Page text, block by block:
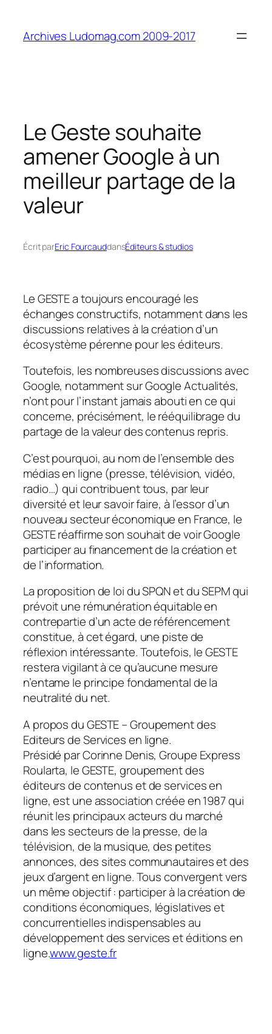
contenu
Archives Ludomag.com 2009-2017
Le Geste souhaite
amener Google à un
meilleur partage de la
valeur
Écrit parEric FourcauddansÉditeurs & studios
Le GESTE a toujours encouragé les
échanges constructifs, notamment dans les
discussions relatives à la création d’un
écosystème pérenne pour les éditeurs.
Toutefois, les nombreuses discussions avec
Google, notamment sur Google Actualités,
n’ont pour l’instant jamais abouti en ce qui
concerne, précisément, le rééquilibrage du
partage de la valeur des contenus repris.
C’est pourquoi, au nom de l’ensemble des
médias en ligne (presse, télévision, vidéo,
radio…) qui contribuent tous, par leur
diversité et leur savoir faire, à l’essor d’un
nouveau secteur économique en France, le
GESTE réaffirme son souhait de voir Google
participer au financement de la création et
de l’information.
La proposition de loi du SPQN et du SEPM qui
prévoit une rémunération équitable en
contrepartie d’un acte de référencement
constitue, à cet égard, une piste de
réflexion intéressante. Toutefois, le GESTE
restera vigilant à ce qu’aucune mesure
n’entame le principe fondamental de la
neutralité du net.
A propos du GESTE – Groupement des
Editeurs de Services en ligne.
Présidé par Corinne Denis, Groupe Express
Roularta, le GESTE, groupement des
éditeurs de contenus et de services en
ligne, est une association créée en 1987 qui
réunit les principaux acteurs du marché
dans les secteurs de la presse, de la
télévision, de la musique, des petites
annonces, des sites communautaires et des
jeux d’argent en ligne. Tous convergent vers
un même objectif : participer à la création de
conditions économiques, législatives et
concurrentielles indispensables au
développement des services et éditions en
ligne.www.geste.fr